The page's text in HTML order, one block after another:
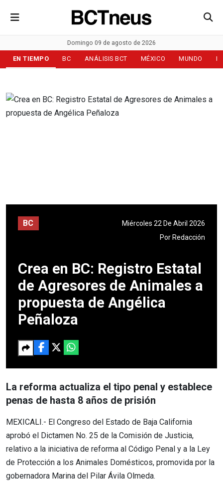
Domingo 09 de agosto de 2026
EN TIEMPO BC ANÁLISIS BCT MÉXICO MUNDO
BC
Miércoles 22 De Abril 2026
Por Redacción
Crea en BC: Registro Estatal
de Agresores de Animales a
propuesta de Angélica
Peñaloza
La reforma actualiza el tipo penal y establece
penas de hasta 8 años de prisión
MEXICALI.- El Congreso del Estado de Baja California
aprobó el Dictamen No. 25 de la Comisión de Justicia,
relativo a la iniciativa de reforma al Código Penal y a la Ley
de Protección a los Animales Domésticos, promovida por la
gobernadora Marina del Pilar Ávila Olmeda.